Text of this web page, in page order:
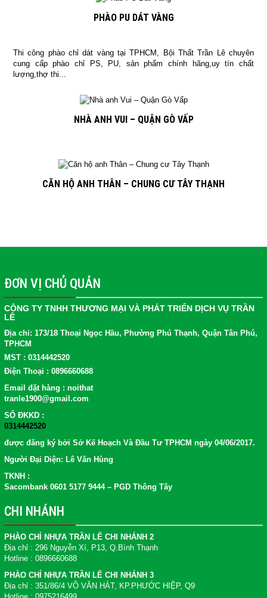
PHÀO PU DÁT VÀNG
Thi công phào chỉ dát vàng tại TPHCM, Bội Thất Trần Lê chuyên
cung cấp phào chỉ PS, PU, sản phẩm chính hãng,uy tín chất
lượng,thợ thi...
NHÀ ANH VUI – QUẬN GÒ VẤP
CĂN HỘ ANH THÂN – CHUNG CƯ TÂY THẠNH
ĐƠN VỊ CHỦ QUẢN
CÔNG TY TNHH THƯƠNG MẠI VÀ PHÁT TRIỂN DỊCH VỤ TRẦN
LÊ
Địa chỉ: 173/18 Thoại Ngọc Hầu, Phường Phú Thạnh, Quận Tân Phú,
TPHCM
MST : 0314442520
Điện Thoại : 0896660688
Email đặt hàng : noithat
tranle1900@gmail.com
SỐ ĐKKD :
0314442520
được đăng ký bởi Sở Kế Hoạch Và Đầu Tư TPHCM ngày 04/06/2017.
Người Đại Diện: Lê Văn Hùng
TKNH :
Sacombank 0601 5177 9444 – PGD Thông Tây
CHI NHÁNH
PHÀO CHỈ NHỰA TRẦN LÊ CHI NHÁNH 2
Địa chỉ : 296 Nguyễn Xí, P13, Q.Bình Thạnh
Hotline : 0896660688
PHÀO CHỈ NHỰA TRẦN LÊ CHI NHÁNH 3
Địa chỉ : 351/86/4 VÕ VĂN HÁT, KP.PHƯỚC HIỆP, Q9